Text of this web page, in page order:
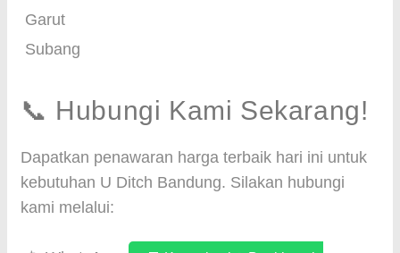
Garut
Subang
📞 Hubungi Kami Sekarang!
Dapatkan penawaran harga terbaik hari ini untuk
kebutuhan U Ditch Bandung. Silakan hubungi
kami melalui: